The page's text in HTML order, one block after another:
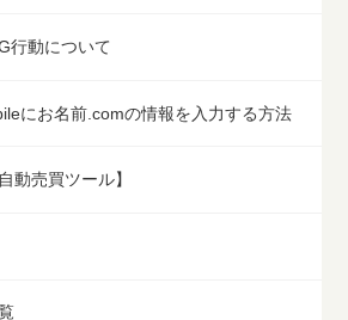
行動について
にお名前.comの情報を入力する方法
動売買ツール】